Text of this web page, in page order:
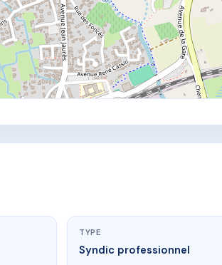
TYPE
Syndic professionnel